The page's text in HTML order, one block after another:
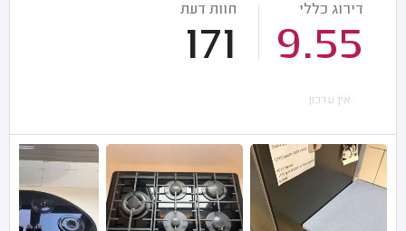
דירוג כללי
9.55
חוות דעת
171
אין עדכון